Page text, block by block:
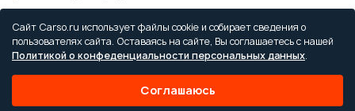
Предоставляя свои персональные данные и используя
настоящий веб-сайт, Вы соглашаетесь с обработкой Ваших
персональных данных и принимаете условия их обработки.
Сайт Carso.ru использует файлы cookie и собирает сведения о
пользователях сайта. Оставаясь на сайте, Вы соглашаетесь с нашей
Политикой о конфеденциальности персональных данных.
Соглашаюсь